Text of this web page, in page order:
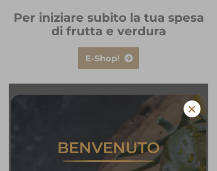
Per iniziare subito la tua spesa
di frutta e verdura
E-Shop!
BENVENUTO